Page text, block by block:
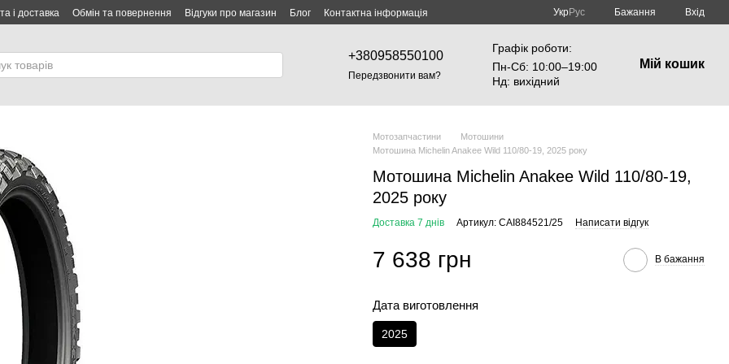
і доставка Обмін та повернення Відгуки про магазин Блог
Контактна інформація
УкрРус Бажання Вхід
+380958550100
Передзвонити вам?
Графік роботи:
Пн-Cб: 10:00–19:00
Нд: вихідний
Мій кошик
Мотозапчастини
Мотошини
Мотошина Michelin Anakee Wild 110/80-19, 2025 року
Мотошина Michelin Anakee Wild 110/80-19,
2025 року
Доставка 7 днів Артикул: CAI884521/25 Написати відгук
7 638 грн В бажання
Дата виготовлення
2025